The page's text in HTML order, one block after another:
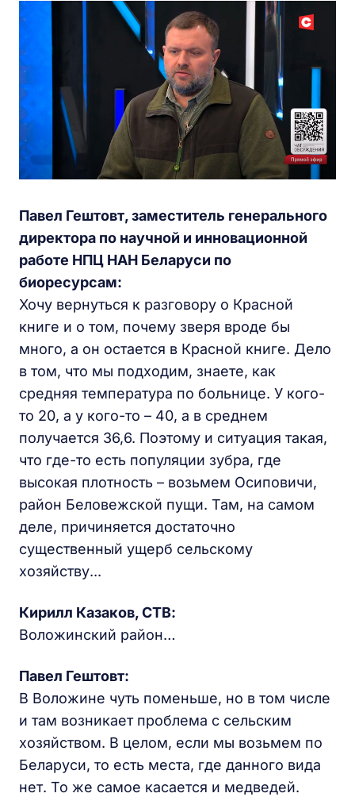
Павел Гештовт, заместитель генерального
директора по научной и инновационной
работе НПЦ НАН Беларуси по
биоресурсам:
Хочу вернуться к разговору о Красной
книге и о том, почему зверя вроде бы
много, а он остается в Красной книге. Дело
в том, что мы подходим, знаете, как
средняя температура по больнице. У кого-
то 20, а у кого-то – 40, а в среднем
получается 36,6. Поэтому и ситуация такая,
что где-то есть популяции зубра, где
высокая плотность – возьмем Осиповичи,
район Беловежской пущи. Там, на самом
деле, причиняется достаточно
существенный ущерб сельскому
хозяйству...
Кирилл Казаков, СТВ:
Воложинский район…
Павел Гештовт:
В Воложине чуть поменьше, но в том числе
и там возникает проблема с сельским
хозяйством. В целом, если мы возьмем по
Беларуси, то есть места, где данного вида
нет. То же самое касается и медведей.